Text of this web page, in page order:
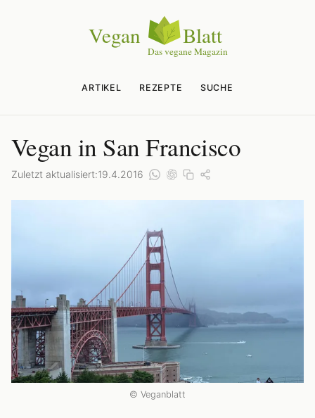
ARTIKEL REZEPTE SUCHE
Vegan in San Francisco
Zuletzt aktualisiert:19.4.2016
© Veganblatt